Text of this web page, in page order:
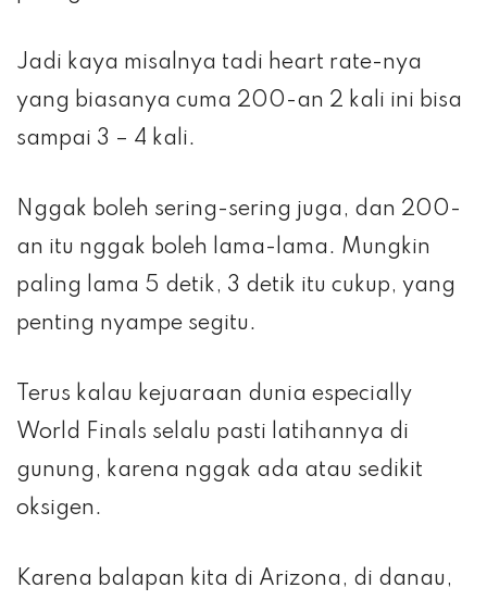
Jadi kaya misalnya tadi heart rate-nya
yang biasanya cuma 200-an 2 kali ini bisa
sampai 3 – 4 kali.
Nggak boleh sering-sering juga, dan 200-
an itu nggak boleh lama-lama. Mungkin
paling lama 5 detik, 3 detik itu cukup, yang
penting nyampe segitu.
Terus kalau kejuaraan dunia especially
World Finals selalu pasti latihannya di
gunung, karena nggak ada atau sedikit
oksigen.
Karena balapan kita di Arizona, di danau,